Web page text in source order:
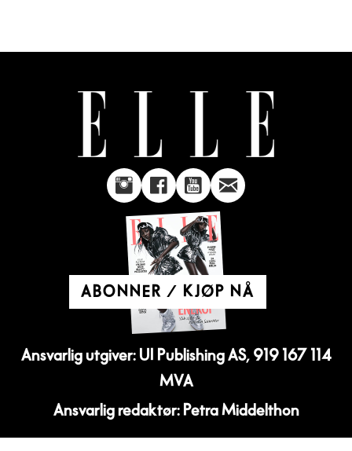
ABONNER / KJØP NÅ
Ansvarlig utgiver: UI Publishing AS, 919 167 114
MVA
Ansvarlig redaktør: Petra Middelthon